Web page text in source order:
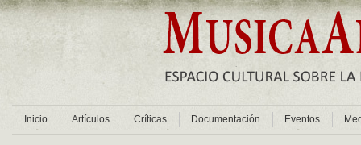
Inicio Artículos Críticas Documentación Eventos